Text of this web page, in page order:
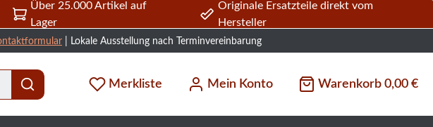
Über 25.000 Artikel auf
Lager
Originale Ersatzteile direkt vom
Hersteller
| Lokale Ausstellung nach Terminvereinbarung
Merkliste Mein Konto Warenkorb 0,00 €